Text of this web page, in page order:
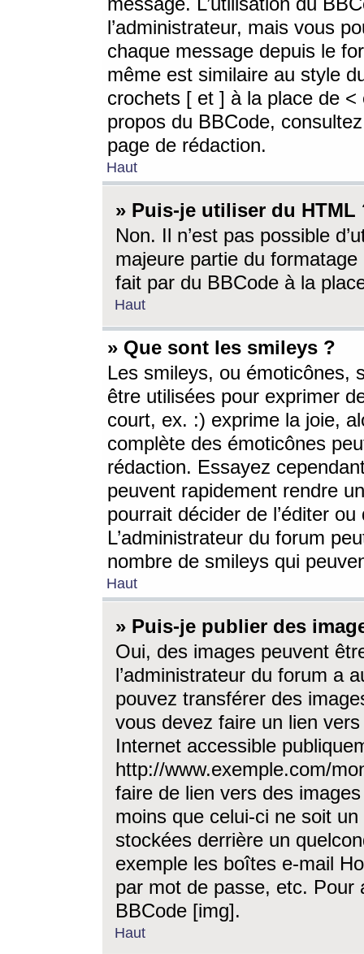
l’administrateur, mais vous
chaque message depuis le
même est similaire au style
crochets [ et ] à la place de <
propos du BBCode,
page de rédaction.
Haut
» Puis-je utiliser du HTML
Non. Il n’est pas possible
majeure partie du
fait par du BBCode à la
Haut
» Que sont les smileys ?
Les smileys, ou émoticônes,
être utilisées pour exprimer
court, ex. :) exprime la joie,
complète des émoticônes
rédaction. Essayez
peuvent rapidement rendre
pourrait décider de l’éditer
L’administrateur du forum
nombre de smileys qui
Haut
» Puis-je publier des
Oui, des images peuvent
l’administrateur du forum a
pouvez transférer des
vous devez faire un lien
Internet accessible
http://www.exemple.com/
faire de lien vers des
moins que celui-ci ne soit
stockées derrière un
exemple les boîtes e-mail
par mot de passe, etc. Pour
BBCode [img].
Haut